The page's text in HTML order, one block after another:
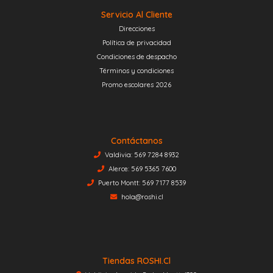
Servicio Al Cliente
Direcciones
Política de privacidad
Condiciones de despacho
Términos y condiciones
Promo escolares 2026
Contáctanos
Valdivia: 569 7284 8932
Alerce: 569 5365 7600
Puerto Montt: 569 7177 8539
hola@roshi.cl
Tiendas ROSHI.cl